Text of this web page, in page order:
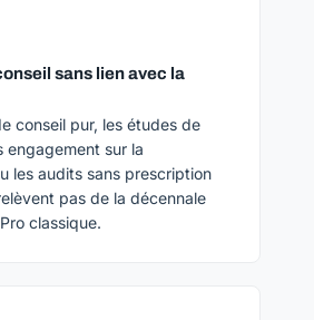
sans lien avec la
conseil pur, les études de
engagement sur la
les audits sans prescription
pas de la décennale
classique.